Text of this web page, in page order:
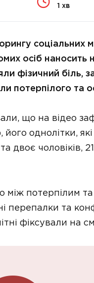
1 хв
осіб
фізичний біль,
потерпілого
що на відео
його однолітки,
двоє чоловіків,
між потерпілим
перепалки та
фіксували на